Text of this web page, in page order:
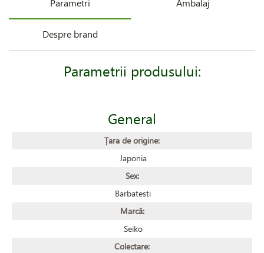
Despre brand
Parametrii produsului:
General
Țara de origine:
Japonia
Sex:
Barbatesti
Marcă:
Seiko
Colectare: